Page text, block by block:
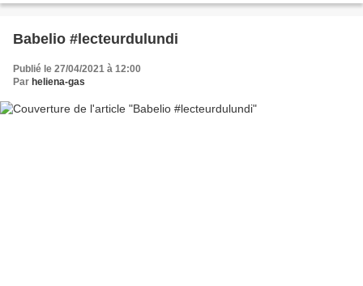
Babelio #lecteurdulundi
Publié le 27/04/2021 à 12:00
Par heliena-gas